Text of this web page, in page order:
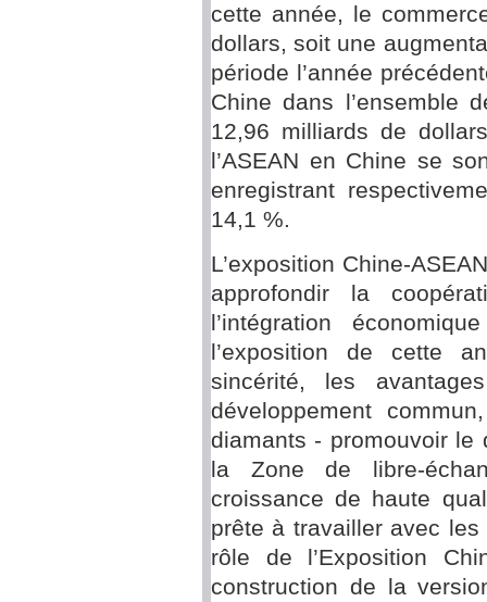
cette année, le
dollars, soit une
période l’année
Chine dans l’ensemble
12,96 milliards de
l’ASEAN en Chine se
enregistrant
14,1 %.
L’exposition Chine-
approfondir la
l’intégration
l’exposition de cette
sincérité, les
développement
diamants - promouvoir le
la Zone de libre-
croissance de haute
prête à travailler avec les
rôle de l’Exposition
construction de la